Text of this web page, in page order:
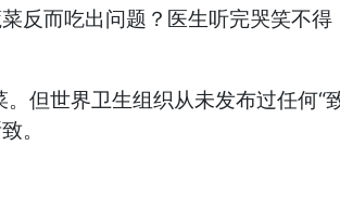
而吃出问题？医生听完哭笑不得
但世界卫生组织从未发布过任何“
。